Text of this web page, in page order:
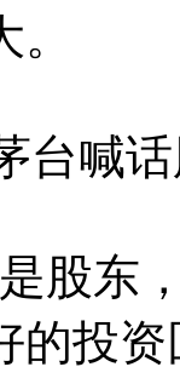
喊话
东，
的投